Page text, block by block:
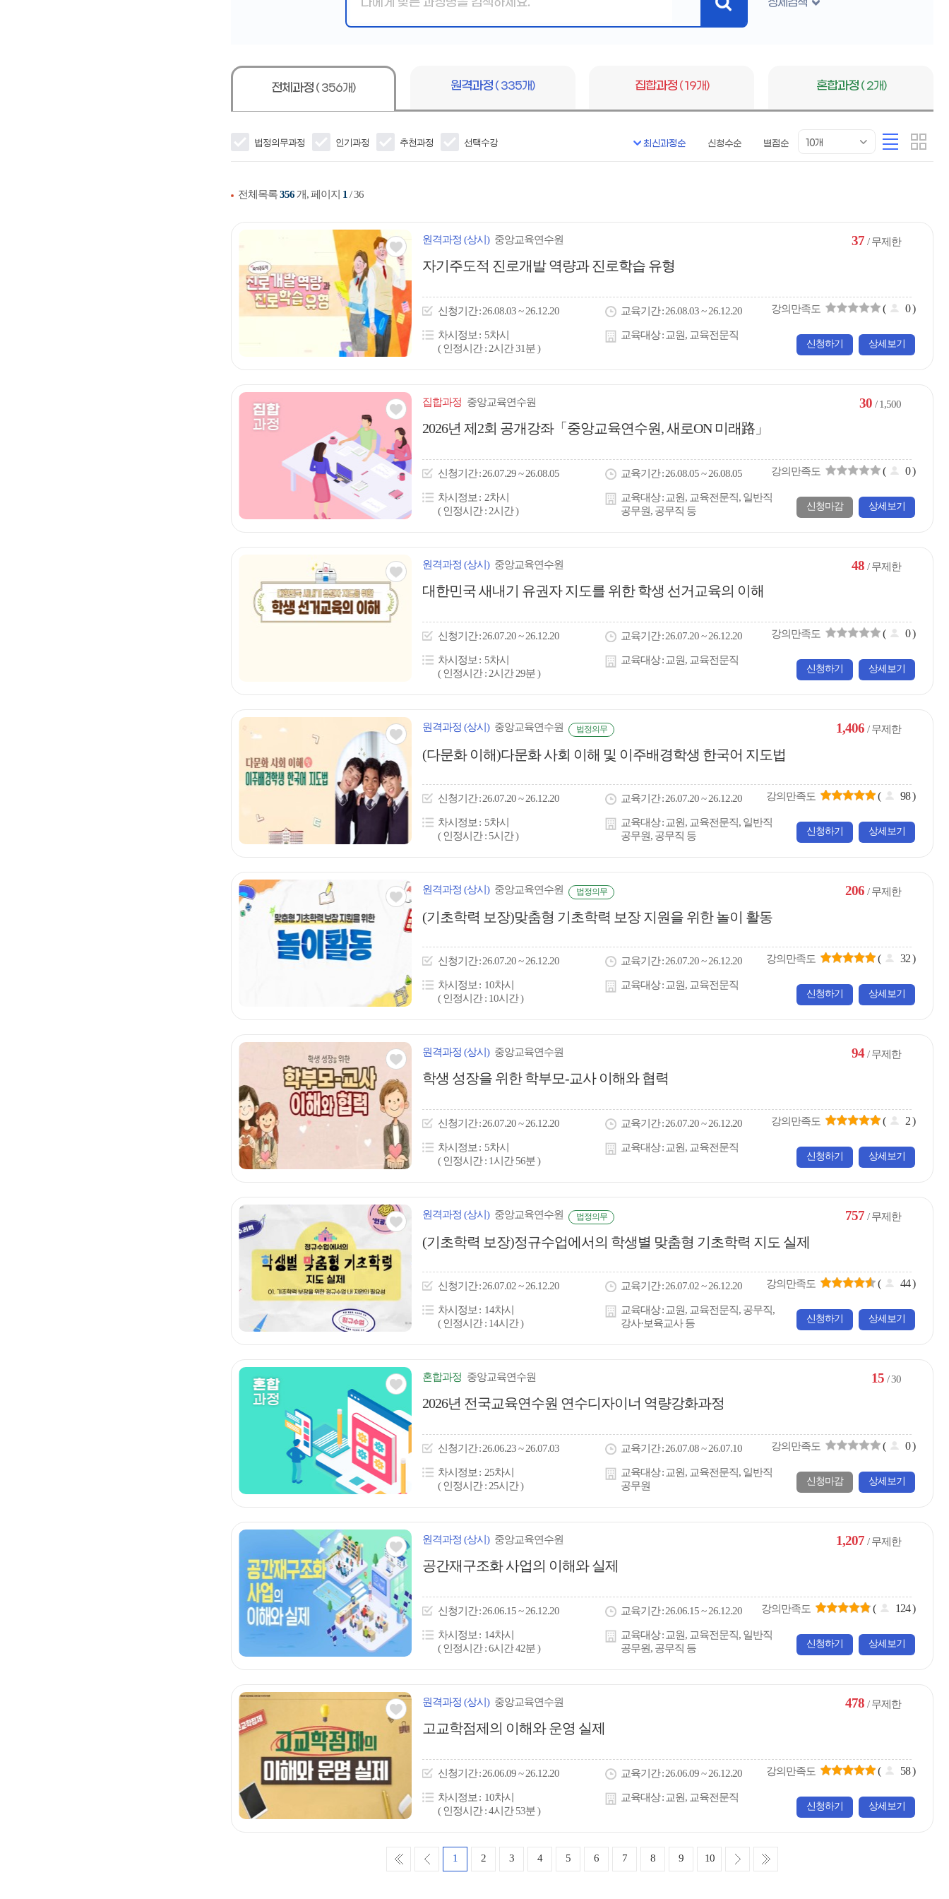
심
력
검
전체과정 ( 356개) 원격과정 ( 335개) 집합과정 ( 19개) 혼합과정 ( 2개)
법정의무과정 인기과정 추천과정 선택수강 최신과정순 신청수순 별점순
목
10개
리
스
카
드
전체목록356 개, 페이지 1/ 36
원격과정 (상시) 중앙교육연수원
관심
아
이
콘
자기주도적 진로개발 역량과 진로학습 유형
신청기간 26.08.03 ~ 26.12.20 교육기간 26.08.03 ~ 26.12.20
차시정보
5차시
( 인정시간 : 2시간 31분 )
교육대상 교원, 교육전문직
강의만족도 ( 0)
37 / 무제한
신청하기 상세보기
집합과정 중앙교육연수원
관심
아
이
2026년 제2회 공개강좌「중앙교육연수원, 새로ON 미래路」
신청기간 26.07.29 ~ 26.08.05 교육기간 26.08.05 ~ 26.08.05
차시정보
2차시
( 인정시간 : 2시간 )
교육대상 교원, 교육전문직, 일반직
공무원, 공무직 등
강의만족도 ( 0)
30 / 1,500
신청마감 상세보기
원격과정 (상시) 중앙교육연수원
관심
아
대한민국 새내기 유권자 지도를 위한 학생 선거교육의 이해
신청기간 26.07.20 ~ 26.12.20 교육기간 26.07.20 ~ 26.12.20
차시정보
5차시
( 인정시간 : 2시간 29분 )
교육대상 교원, 교육전문직
강의만족도 ( 0)
48 / 무제한
신청하기 상세보기
원격과정 (상시) 중앙교육연수원 법정의무
관심
아
이
(다문화 이해)다문화 사회 이해 및 이주배경학생 한국어 지도법
신청기간 26.07.20 ~ 26.12.20 교육기간 26.07.20 ~ 26.12.20
차시정보
5차시
( 인정시간 : 5시간 )
교육대상 교원, 교육전문직, 일반직
공무원, 공무직 등
강의만족도 ( 98)
1,406 / 무제한
신청하기 상세보기
원격과정 (상시) 중앙교육연수원 법정의무
관심
콘
(기초학력 보장)맞춤형 기초학력 보장 지원을 위한 놀이 활동
신청기간 26.07.20 ~ 26.12.20 교육기간 26.07.20 ~ 26.12.20
차시정보
10차시
( 인정시간 : 10시간 )
교육대상 교원, 교육전문직
강의만족도 ( 32)
206 / 무제한
신청하기 상세보기
원격과정 (상시) 중앙교육연수원
관심
아
이
콘
학생 성장을 위한 학부모-교사 이해와 협력
신청기간 26.07.20 ~ 26.12.20 교육기간 26.07.20 ~ 26.12.20
차시정보
5차시
( 인정시간 : 1시간 56분 )
교육대상 교원, 교육전문직
강의만족도 ( 2)
94/ 무제한
신청하기 상세보기
원격과정 (상시) 중앙교육연수원 법정의무
관심
아
(기초학력 보장)정규수업에서의 학생별 맞춤형 기초학력 지도 실제
신청기간 26.07.02 ~ 26.12.20 교육기간 26.07.02 ~ 26.12.20
차시정보
14차시
( 인정시간 : 14시간 )
교육대상 교원, 교육전문직, 공무직,
강사·보육교사 등
강의만족도 ( 44)
757 / 무제한
신청하기 상세보기
혼합과정 중앙교육연수원
관심
아
콘
2026년 전국교육연수원 연수디자이너 역량강화과정
신청기간 26.06.23 ~ 26.07.03 교육기간 26.07.08 ~ 26.07.10
차시정보
25차시
( 인정시간 : 25시간 )
교육대상 교원, 교육전문직, 일반직
공무원
강의만족도 ( 0)
15 / 30
신청마감 상세보기
원격과정 (상시) 중앙교육연수원
관심
아
이
콘
공간재구조화 사업의 이해와 실제
신청기간 26.06.15 ~ 26.12.20 교육기간 26.06.15 ~ 26.12.20
차시정보
14차시
( 인정시간 : 6시간 42분 )
교육대상 교원, 교육전문직, 일반직
공무원, 공무직 등
강의만족도 ( 124)
1,207 / 무제한
신청하기 상세보기
원격과정 (상시) 중앙교육연수원
관심
고교학점제의 이해와 운영 실제
신청기간 26.06.09 ~ 26.12.20 교육기간 26.06.09 ~ 26.12.20
차시정보
10차시
( 인정시간 : 4시간 53분 )
교육대상 교원, 교육전문직
강의만족도 ( 58)
478 / 무제한
신청하기 상세보기
처
이
1 2 3 4 5 6 7 8 9 10
다
마